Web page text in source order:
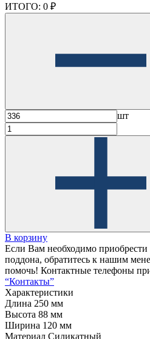
ИТОГО: 0 ₽
шт
В корзину
Если Вам необходимо приобрести
поддона, обратитесь к нашим
помочь! Контактные телефоны
“Контакты”
Характеристики
Длина 250 мм
Высота 88 мм
Ширина 120 мм
Материал Силикатный